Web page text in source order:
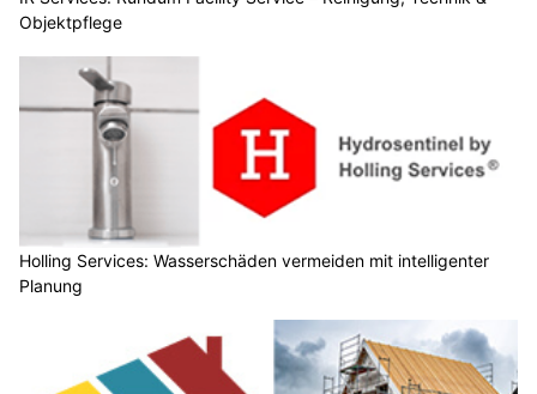
Objektpflege
Holling Services: Wasserschäden vermeiden mit intelligenter
Planung